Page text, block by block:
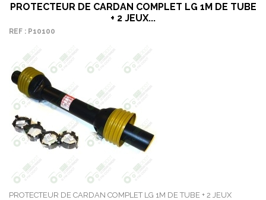
PROTECTEUR DE CARDAN COMPLET LG 1M DE TUBE
+ 2 JEUX...
REF : P10100
PROTECTEUR DE CARDAN COMPLET LG 1M DE TUBE + 2 JEUX